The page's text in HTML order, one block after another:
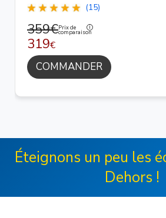
(15)
359€Prix de
comparaison
319€
COMMANDER
Éteignons un peu les
Dehors !